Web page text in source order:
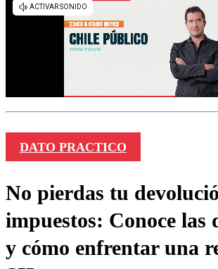
DATO PRACTICO
No pierdas tu
impuestos: Conoce las
y cómo enfrentar una